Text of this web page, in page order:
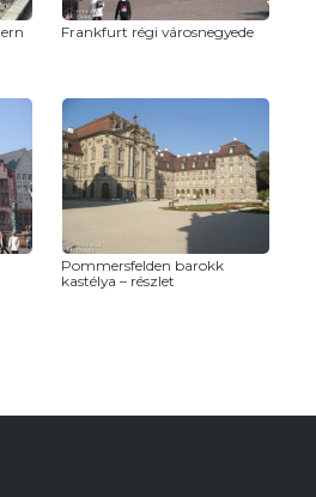
Frankfurt régi városnegyede
Pommersfelden barokk
kastélya – részlet